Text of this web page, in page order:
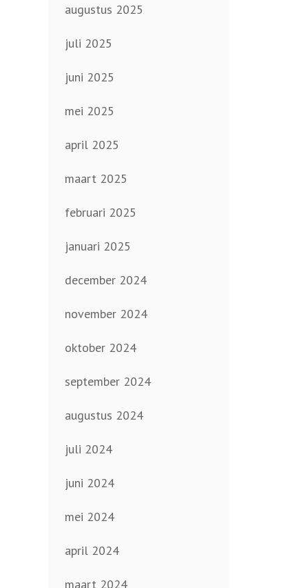
augustus 2025
juli 2025
juni 2025
mei 2025
april 2025
maart 2025
februari 2025
januari 2025
december 2024
november 2024
oktober 2024
september 2024
augustus 2024
juli 2024
juni 2024
mei 2024
april 2024
maart 2024